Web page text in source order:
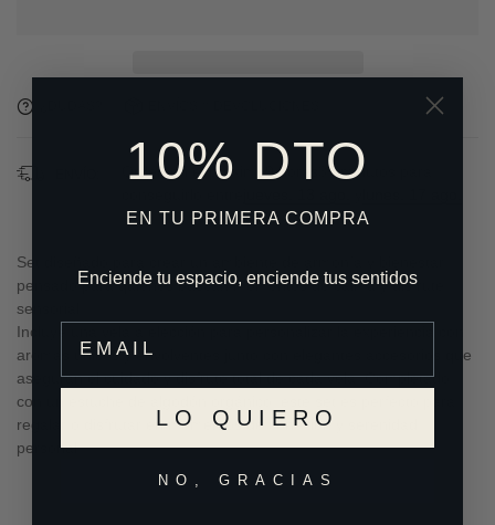
Orden en el próximo9horas 37minutos para
Set diseñado para crear un ambiente de armonía y bienestar,
pensado para quienes buscan momentos de calma y disfrute
sensorial.
Incluye una vela a elección para personalizar la experiencia con
aromas únicos y envolventes junto con elegantes accesorios que
aseguran el cuidado y disfrute total de cada vela. Completado
con un estuche de algodón orgánico, este set es perfecto para
regalar o disfrutar en momentos de conexión y serenidad
personal.
10% DTO
EN TU PRIMERA COMPRA
Enciende tu espacio, enciende tus sentidos
LO QUIERO
NO, GRACIAS